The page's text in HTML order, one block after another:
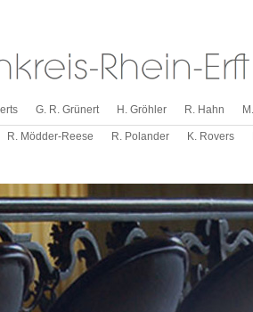
G. R. Grünert H. Gröhler R. Hahn
R. Mödder-Reese R. Polander K. Rovers